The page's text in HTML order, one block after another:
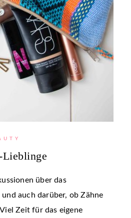
Lieblinge
über das
auch darüber, ob Zähne
Zeit für das eigene